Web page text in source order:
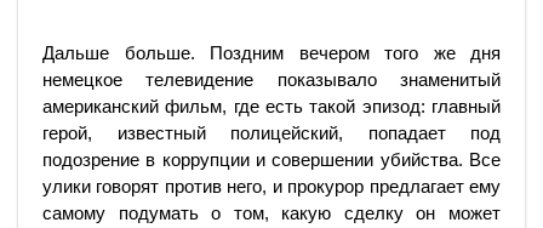
Дальше больше. Поздним вечером того же дня
немецкое телевидение показывало знаменитый
американский фильм, где есть такой эпизод: главный
герой, известный полицейский, попадает под
подозрение в коррупции и совершении убийства. Все
улики говорят против него, и прокурор предлагает ему
самому подумать о том, какую сделку он может